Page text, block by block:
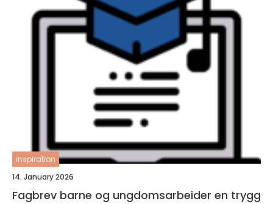
inspiration
14. January 2026
Fagbrev barne og ungdomsarbeider en trygg